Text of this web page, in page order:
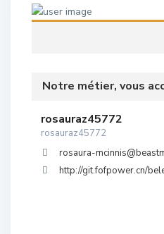
Notre métier, vous
rosauraz45772
rosauraz45772
rosaura-
http://git.fofpower.cn/